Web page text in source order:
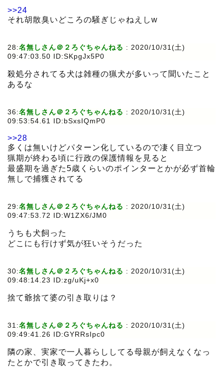
>>24
それ胡散臭いどころの騒ぎじゃねえしw
28:名無しさん＠２ろぐちゃんねる : 2020/10/31(土)
09:47:03.50 ID:SKpgJx5P0
殺処分されてる犬は雑種の猟犬が多いって聞いたこと
あるな
36:名無しさん＠２ろぐちゃんねる : 2020/10/31(土)
09:53:54.61 ID:bSxsIQmP0
>>28
多くは無いけどパターン化しているので凄く目立つ
猟期が終わる頃に行政の保護情報を見ると
最盛期を過ぎた5歳くらいのポインターとかが必ず首輪
無しで捕獲されてる
29:名無しさん＠２ろぐちゃんねる : 2020/10/31(土)
09:47:53.72 ID:W1ZX6/JM0
うちも犬飼った
どこにも行けず気が狂いそうだった
30:名無しさん＠２ろぐちゃんねる : 2020/10/31(土)
09:48:14.23 ID:zg/uKj+x0
捨て爺捨て婆の引き取りは？
31:名無しさん＠２ろぐちゃんねる : 2020/10/31(土)
09:49:41.26 ID:GYRRsIpc0
隣の家、実家で一人暮らししてる母親が飼えなくなっ
たとかで引き取ってきたわ。